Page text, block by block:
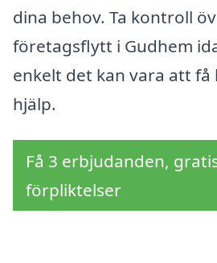
dina behov. Ta kontroll
företagsflytt i Gudhem
enkelt det kan vara att få
hjälp.
Få 3 erbjudanden,
förpliktelser